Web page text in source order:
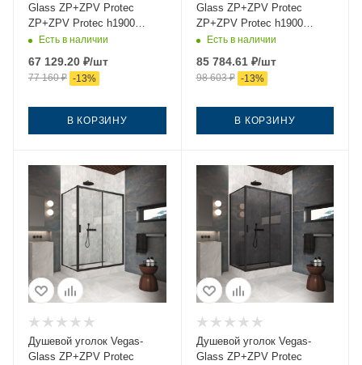
Glass ZP+ZPV Protec
ZP+ZPV Protec h1900
140*75 02М 05 140х75
профиль черный без
поддона
Есть в наличии
67 129.20 ₽/шт
77 160₽ -13%
В КОРЗИНУ
Glass ZP+ZPV Protec
ZP+ZPV Protec h1900
140*75 02М Moru 140х75
черный без поддона
Есть в наличии
85 784.61₽/шт
98 603₽ -13%
В КОРЗИНУ
Душевой уголок Vegas-
Glass ZP+ZPV Protec
Душевой уголок Vegas-
Glass ZP+ZPV Protec